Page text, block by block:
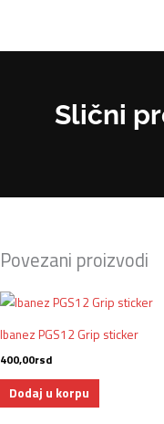
Slični
Povezani proizvodi
Ibanez PGS12 Grip sticker
400,00rsd
Dodaj u korpu